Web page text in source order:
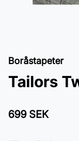
Boråstapeter
Tailors
699 SEK